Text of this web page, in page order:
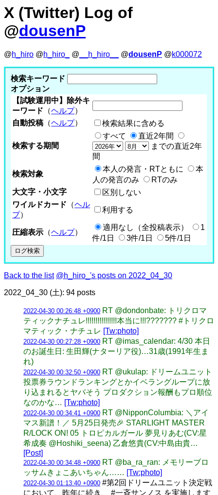
X (Twitter) Log of
@dousenP
@h_hiro @h_hiro_ @ __h_hiro__ @dousenP @k000072
検索キーワード
オプション
【試験運用中】除外キ
ーワード （ヘルプ）
自動投稿 （ヘルプ） 検索結果に含める
検索する期間
すべて
直近2年間
までの直近2年
間
検索対象
本人の発言・RTともに
本
人の発言のみ
RTのみ
大文字・小文字
区別しない
ワイルドカード （ヘル
プ）
利用する
圧縮表示 （ヘルプ）
適用なし（全投稿表示）
1
件/1日
3件/1日 5件/1日
Back to the list @h_hiro_'s posts on 2022_04_30
2022_04_30 (土): 94 posts
2022-04-30 00:26:48 +0900 RT @dondonbate: トリクロマ
ティックナチュレ!!!!!!!!!!!!!!!!本当に!!!??????? #トリクロ
マティック・ナチュレ [Tw:photo]
2022-04-30 00:27:28 +0900 RT @imas_calendar: 4/30 本日
のお誕生日: 生田輝(ナターリア役)…31歳(1991年生ま
れ)
2022-04-30 00:32:50 +0900 RT @ukulap: ドリームユニット
投票券ラウンドランキングとかイベラングループに放
り込まれるとヤバそう プロダクション報酬もプロ順位
なのかな… [Tw:photo]
2022-04-30 00:34:41 +0900 RT @NipponColumbia: ＼アイ
マス新譜！／ 5月25日発売🎉 STARLIGHT MASTER
R/LOCK ON! 05 トロピカルガール 夢見りあむ(CV:星
希成奏 @Hoshiki_seena) 乙倉悠貴(CV:中島由貴…
[Post]
2022-04-30 00:34:48 +0900 RT @ba_ra_ran: メモリーブロ
ッサムきょこあいちゃん…… [Tw:photo]
2022-04-30 01:13:40 +0900 #第2回ドリームユニット決定戦
において、昨年に続き、 #一斉サンノス を実施します